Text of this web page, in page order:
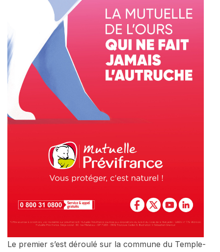
Le premier s’est déroulé sur la commune du Temple-